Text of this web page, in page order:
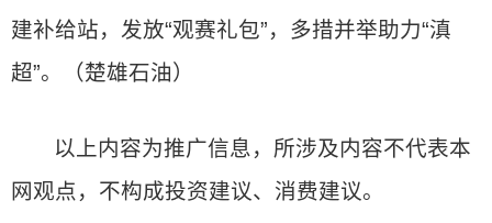
建补给站，发放“观赛礼包”，多措并举助力“滇
超”。（楚雄石油）
以上内容为推广信息，所涉及内容不代表本
网观点，不构成投资建议、消费建议。